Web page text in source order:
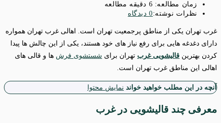
زمان مطالعه: 6 دقیقه مطالعه
نظرات نوشته:0 دیدگاه
غرب تهران یکی از مناطق پرجمعیت تهران است. اهالی غرب تهران همواره
دارای دغدغه هایی برای رفع نیاز های خود هستند، یکی از این چالش ها پیدا
کردن بهترین قالیشویی غرب تهران برای شستشوی فرش ها و قالی های
اهالی این مناطق غرب تهران است.
آنچه در این مطلب خواهید خواند نمایش محتوا
معرفی چند قالیشویی در غرب